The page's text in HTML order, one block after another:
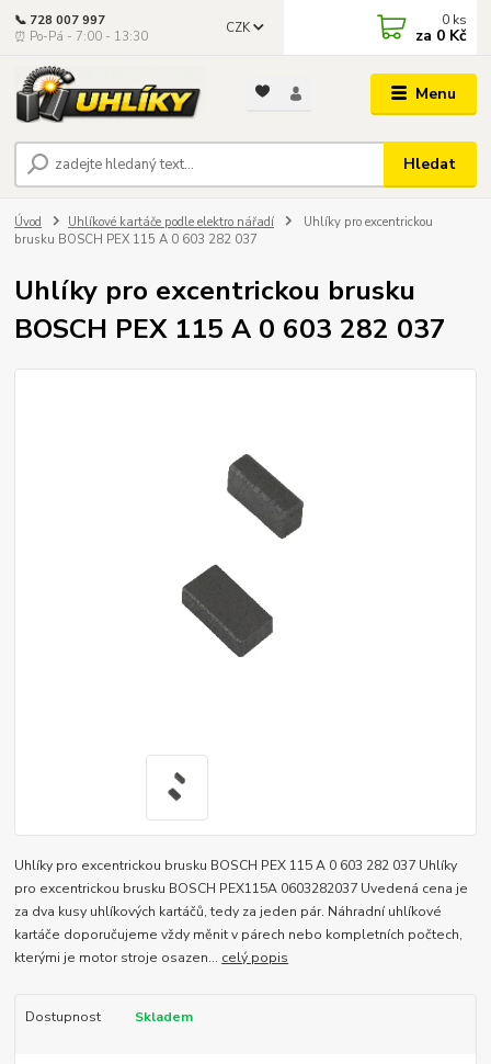
Menu
CZK
Hledat
📞 728 007 997
⏰ Po-Pá - 7:00 - 13:30
0 ks
za 0 Kč
Úvod Uhlíkové kartáče podle elektro nářadí
Uhlíky pro excentrickou
brusku BOSCH PEX 115 A 0 603 282 037
Uhlíky pro excentrickou brusku
BOSCH PEX 115 A 0 603 282 037
Uhlíky pro excentrickou brusku BOSCH PEX 115 A 0 603 282 037 Uhlíky
pro excentrickou brusku BOSCH PEX115A 0603282037 Uvedená cena je
za dva kusy uhlíkových kartáčů, tedy za jeden pár. Náhradní uhlíkové
kartáče doporučujeme vždy měnit v párech nebo kompletních počtech,
kterými je motor stroje osazen... celý popis
Dostupnost Skladem